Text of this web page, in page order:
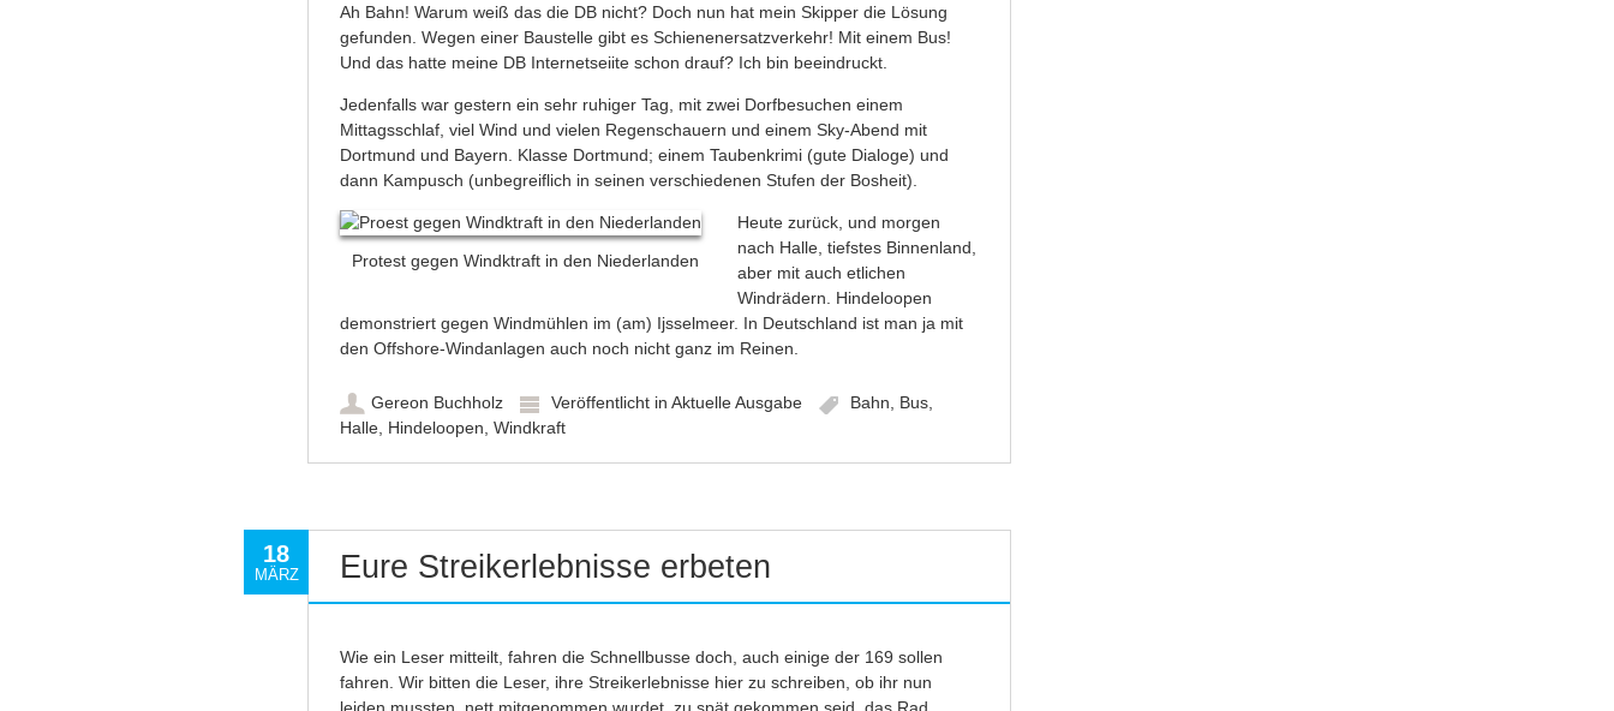
Ah Bahn! Warum weiß das die DB nicht? Doch nun hat mein Skipper die Lösung
gefunden. Wegen einer Baustelle gibt es Schienenersatzverkehr! Mit einem Bus!
Und das hatte meine DB Internetseiite schon drauf? Ich bin beeindruckt.
Jedenfalls war gestern ein sehr ruhiger Tag, mit zwei Dorfbesuchen einem
Mittagsschlaf, viel Wind und vielen Regenschauern und einem Sky-Abend mit
Dortmund und Bayern. Klasse Dortmund; einem Taubenkrimi (gute Dialoge) und
dann Kampusch (unbegreiflich in seinen verschiedenen Stufen der Bosheit).
Protest gegen Windktraft in den Niederlanden
Heute zurück, und morgen
nach Halle, tiefstes Binnenland,
aber mit auch etlichen
Windrädern. Hindeloopen
demonstriert gegen Windmühlen im (am) Ijsselmeer. In Deutschland ist man ja mit
den Offshore-Windanlagen auch noch nicht ganz im Reinen.
Gereon Buchholz Veröffentlicht in Aktuelle Ausgabe Bahn Bus,
Halle, Hindeloopen Windkraft
18
MÄRZ Eure Streikerlebnisse erbeten
Wie ein Leser mitteilt, fahren die Schnellbusse doch, auch einige der 169 sollen
fahren. Wir bitten die Leser, ihre Streikerlebnisse hier zu schreiben, ob ihr nun